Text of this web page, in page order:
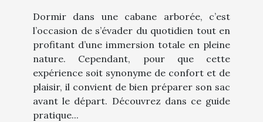
Dormir dans une cabane arborée, c’est
l’occasion de s’évader du quotidien tout en
profitant d’une immersion totale en pleine
nature. Cependant, pour que cette
expérience soit synonyme de confort et de
plaisir, il convient de bien préparer son sac
avant le départ. Découvrez dans ce guide
pratique...